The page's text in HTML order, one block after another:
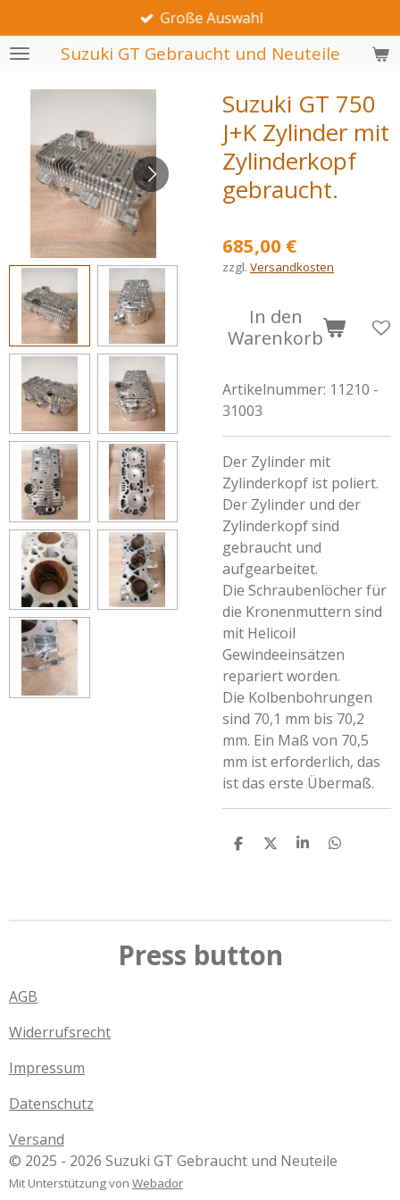
Hauptinhalt
springenSuzuki GT Gebraucht und Neuteile
Große Auswahl
Suzuki GT 750
J+K Zylinder mit
Zylinderkopf
gebraucht.
685,00 €
zzgl. Versandkosten
In den
Warenkorb
Artikelnummer: 11210 -
31003
Der Zylinder mit
Zylinderkopf ist poliert.
Der Zylinder und der
Zylinderkopf sind
gebraucht und
aufgearbeitet.
Die Schraubenlöcher für
die Kronenmuttern sind
mit Helicoil
Gewindeeinsätzen
repariert worden.
Die Kolbenbohrungen
sind 70,1 mm bis 70,2
mm. Ein Maß von 70,5
mm ist erforderlich, das
ist das erste Übermaß.
T
n
T
n
T
n
T
n
Press button
AGB
Widerrufsrecht
Impressum
Datenschutz
Versand
© 2025 - 2026 Suzuki GT Gebraucht und Neuteile
Mit Unterstützung von Webador